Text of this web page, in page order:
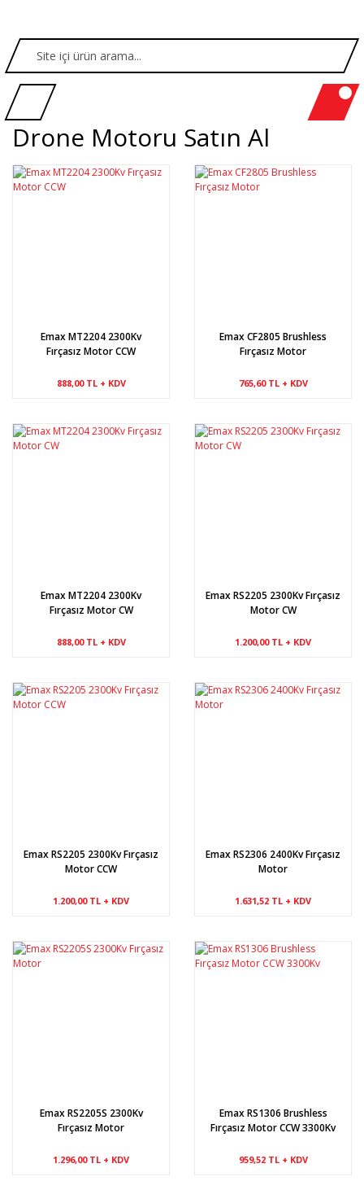
Drone Motoru Satın Al
Emax MT2204 2300Kv
Fırçasız Motor CCW
888,00 TL + KDV
Emax CF2805 Brushless
Fırçasız Motor
765,60 TL + KDV
Emax MT2204 2300Kv
Fırçasız Motor CW
888,00 TL + KDV
Emax RS2205 2300Kv Fırçasız
Motor CW
1.200,00 TL + KDV
Emax RS2205 2300Kv Fırçasız
Motor CCW
1.200,00 TL + KDV
Emax RS2306 2400Kv Fırçasız
Motor
1.631,52 TL + KDV
Emax RS2205S 2300Kv
Fırçasız Motor
1.296,00 TL + KDV
Emax RS1306 Brushless
Fırçasız Motor CCW 3300Kv
959,52 TL + KDV